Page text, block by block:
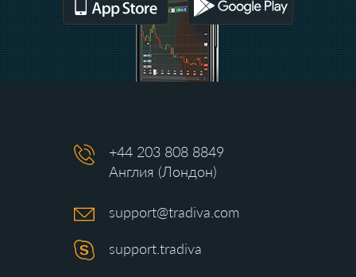
+44 203 808 8849
Англия (Лондон)
support@tradiva.com
support.tradiva